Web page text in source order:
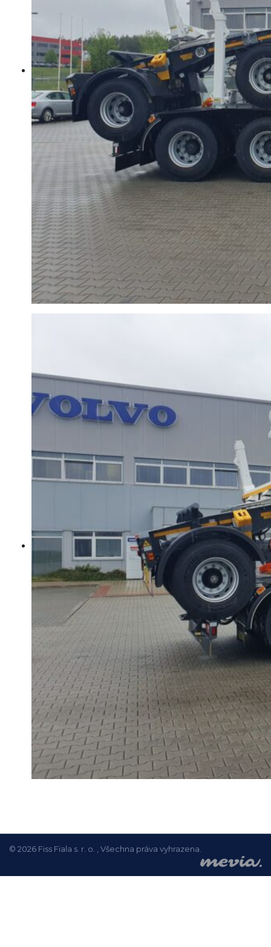
© 2026 Fiss Fiala s. r. o. , Všechna práva vyhrazena.